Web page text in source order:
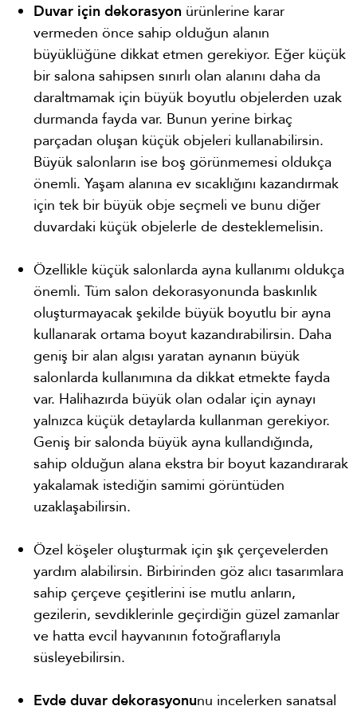
Duvar için dekorasyon ürünlerine karar
vermeden önce sahip olduğun alanın
büyüklüğüne dikkat etmen gerekiyor. Eğer küçük
bir salona sahipsen sınırlı olan alanını daha da
daraltmamak için büyük boyutlu objelerden uzak
durmanda fayda var. Bunun yerine birkaç
parçadan oluşan küçük objeleri kullanabilirsin.
Büyük salonların ise boş görünmemesi oldukça
önemli. Yaşam alanına ev sıcaklığını kazandırmak
için tek bir büyük obje seçmeli ve bunu diğer
duvardaki küçük objelerle de desteklemelisin.
Özellikle küçük salonlarda ayna kullanımı oldukça
önemli. Tüm salon dekorasyonunda baskınlık
oluşturmayacak şekilde büyük boyutlu bir ayna
kullanarak ortama boyut kazandırabilirsin. Daha
geniş bir alan algısı yaratan aynanın büyük
salonlarda kullanımına da dikkat etmekte fayda
var. Halihazırda büyük olan odalar için aynayı
yalnızca küçük detaylarda kullanman gerekiyor.
Geniş bir salonda büyük ayna kullandığında,
sahip olduğun alana ekstra bir boyut kazandırarak
yakalamak istediğin samimi görüntüden
uzaklaşabilirsin.
Özel köşeler oluşturmak için şık çerçevelerden
yardım alabilirsin. Birbirinden göz alıcı tasarımlara
sahip çerçeve çeşitlerini ise mutlu anların,
gezilerin, sevdiklerinle geçirdiğin güzel zamanlar
ve hatta evcil hayvanının fotoğraflarıyla
süsleyebilirsin.
Evde duvar dekorasyonunu incelerken sanatsal